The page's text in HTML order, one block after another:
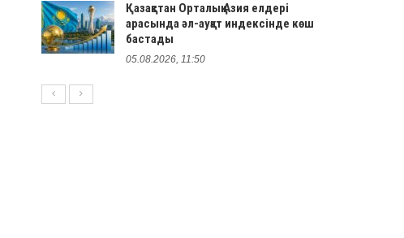
Қазақстан Орталық Азия елдері
арасында әл-ауқат индексінде көш
бастады
05.08.2026, 11:50